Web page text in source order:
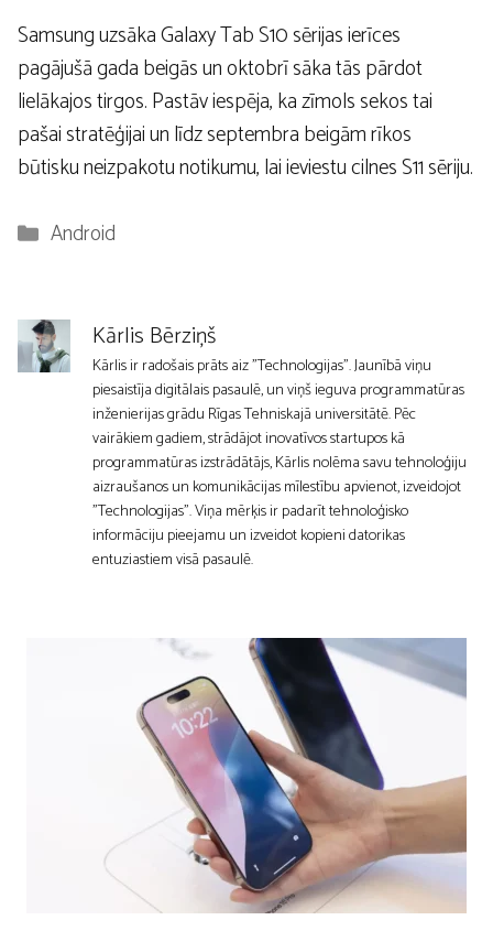
Samsung uzsāka Galaxy Tab S10 sērijas ierīces
pagājušā gada beigās un oktobrī sāka tās pārdot
lielākajos tirgos. Pastāv iespēja, ka zīmols sekos tai
pašai stratēģijai un līdz septembra beigām rīkos
būtisku neizpakotu notikumu, lai ieviestu cilnes S11 sēriju.
Kategorijas
Android
Kārlis Bērziņš
Kārlis ir radošais prāts aiz "Technologijas". Jaunībā viņu
piesaistīja digitālais pasaulē, un viņš ieguva programmatūras
inženierijas grādu Rīgas Tehniskajā universitātē. Pēc
vairākiem gadiem, strādājot inovatīvos startupos kā
programmatūras izstrādātājs, Kārlis nolēma savu tehnoloģiju
aizraušanos un komunikācijas mīlestību apvienot, izveidojot
"Technologijas". Viņa mērķis ir padarīt tehnoloģisko
informāciju pieejamu un izveidot kopieni datorikas
entuziastiem visā pasaulē.